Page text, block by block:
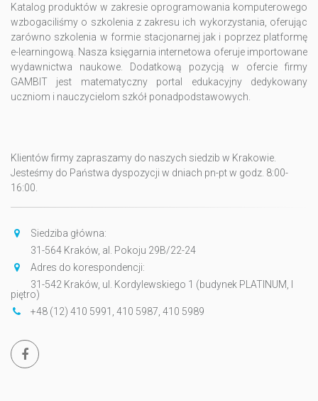
Katalog produktów w zakresie oprogramowania komputerowego
wzbogaciliśmy o szkolenia z zakresu ich wykorzystania, oferując
zarówno szkolenia w formie stacjonarnej jak i poprzez platformę
e-learningową. Nasza księgarnia internetowa oferuje importowane
wydawnictwa naukowe. Dodatkową pozycją w ofercie firmy
GAMBIT jest matematyczny portal edukacyjny dedykowany
uczniom i nauczycielom szkół ponadpodstawowych.
Klientów firmy zapraszamy do naszych siedzib w Krakowie.
Jesteśmy do Państwa dyspozycji w dniach pn-pt w godz. 8:00-
16:00.
Siedziba główna:
31-564 Kraków, al. Pokoju 29B/22-24
Adres do korespondencji:
31-542 Kraków, ul. Kordylewskiego 1 (budynek PLATINUM, I
piętro)
+48 (12) 410 5991, 410 5987, 410 5989